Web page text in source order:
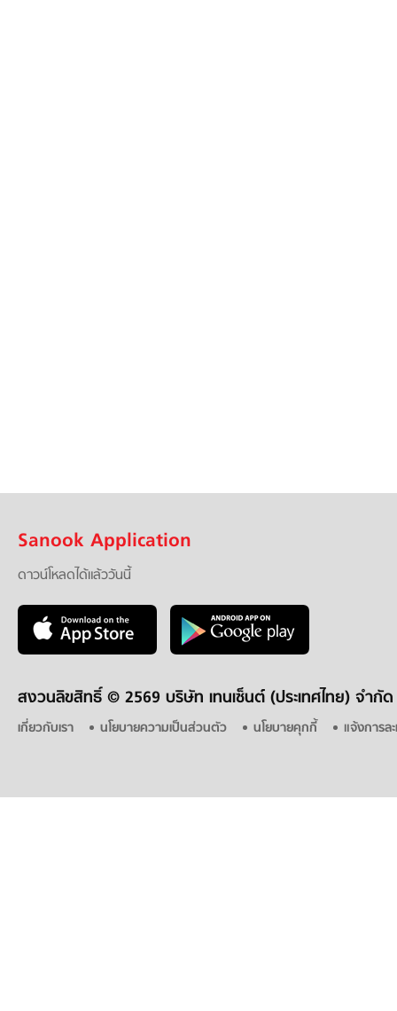
Sanook Application
ดาวน์โหลดได้แล้ววันนี้
สงวนลิขสิทธิ์ © 2569 บริษัท เทนเซ็นต์ (ประเทศไทย) จำกัด
เกี่ยวกับเรา นโยบายความเป็นส่วนตัว นโยบายคุกกี้ แจ้งการล